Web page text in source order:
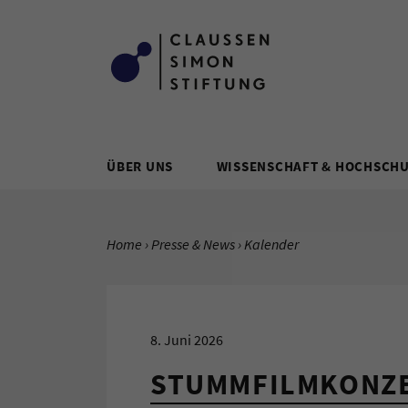
ÜBER UNS WISSENSCHAFT &
SIE BEFINDEN SICH HIER:
Home Presse & News Aktuelle Seite:
Kalender
8. Juni 2026